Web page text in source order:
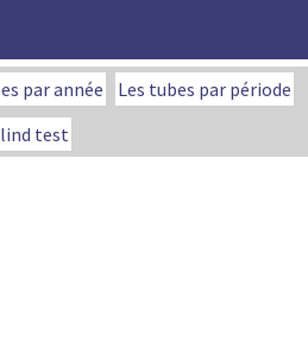
par année
Les tubes par période
test